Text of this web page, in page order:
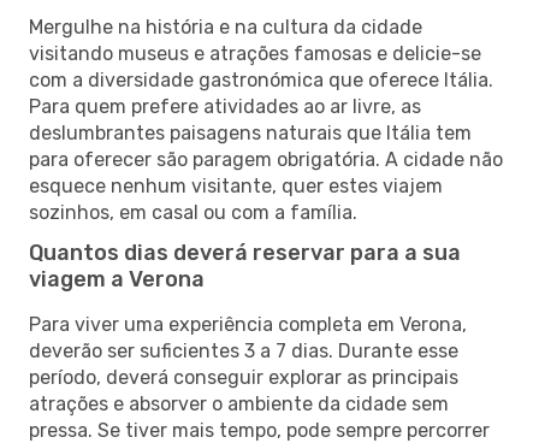
Mergulhe na história e na cultura da cidade
visitando museus e atrações famosas e delicie-se
com a diversidade gastronómica que oferece Itália.
Para quem prefere atividades ao ar livre, as
deslumbrantes paisagens naturais que Itália tem
para oferecer são paragem obrigatória. A cidade não
esquece nenhum visitante, quer estes viajem
sozinhos, em casal ou com a família.
Quantos dias deverá reservar para a sua
viagem a Verona
Para viver uma experiência completa em Verona,
deverão ser suficientes 3 a 7 dias. Durante esse
período, deverá conseguir explorar as principais
atrações e absorver o ambiente da cidade sem
pressa. Se tiver mais tempo, pode sempre percorrer